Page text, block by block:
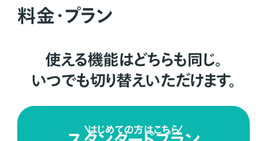
料金・プラン
使える機能はどちらも同じ。
いつでも切り替えいただけます。
はじめての方はこちら